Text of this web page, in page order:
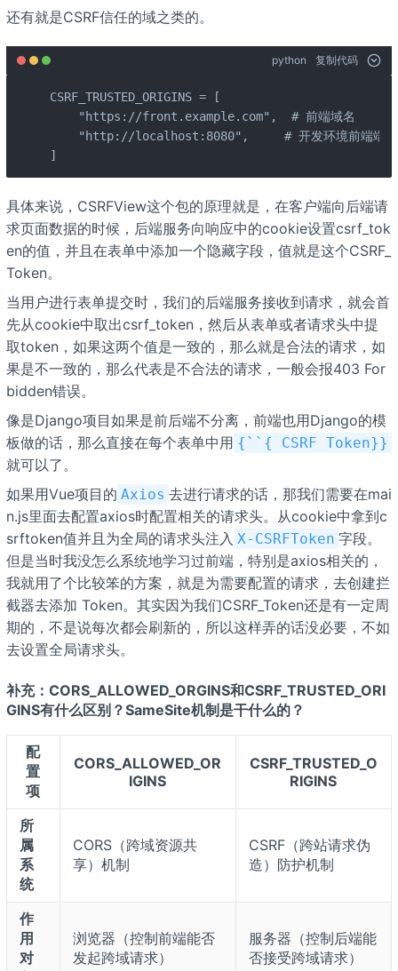
还有就是CSRF信任的域之类的。
python 复制代码
CSRF_TRUSTED_ORIGINS = [
    "https://front.example.com",  # 前端域名
    "http://localhost:8080",     # 开发环境前端端口
]
具体来说，CSRFView这个包的原理就是，在客户端向后端请
求页面数据的时候，后端服务向响应中的cookie设置csrf_tok
en的值，并且在表单中添加一个隐藏字段，值就是这个CSRF_
Token。
当用户进行表单提交时，我们的后端服务接收到请求，就会首
先从cookie中取出csrf_token，然后从表单或者请求头中提
取token，如果这两个值是一致的，那么就是合法的请求，如
果是不一致的，那么代表是不合法的请求，一般会报403 For
bidden错误。
像是Django项目如果是前后端不分离，前端也用Django的模
板做的话，那么直接在每个表单中用 {``{ CSRF Token}}
就可以了。
如果用Vue项目的 Axios 去进行请求的话，那我们需要在mai
n.js里面去配置axios时配置相关的请求头。从cookie中拿到c
srftoken值并且为全局的请求头注入 X-CSRFToken 字段。
但是当时我没怎么系统地学习过前端，特别是axios相关的，
我就用了个比较笨的方案，就是为需要配置的请求，去创建拦
截器去添加 Token。其实因为我们CSRF_Token还是有一定周
期的，不是说每次都会刷新的，所以这样弄的话没必要，不如
去设置全局请求头。
补充：CORS_ALLOWED_ORGINS和CSRF_TRUSTED_ORI
GINS有什么区别？SameSite机制是干什么的？
配
置
项
CORS_ALLOWED_OR
IGINS
CSRF_TRUSTED_O
RIGINS
所
属
系
统
CORS（跨域资源共
享）机制
CSRF（跨站请求伪
造）防护机制
作
用
对
浏览器（控制前端能否
发起跨域请求）
服务器（控制后端能
否接受跨域请求）